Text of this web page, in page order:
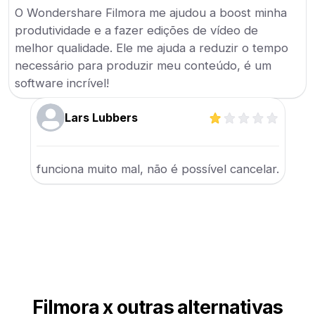
O Wondershare Filmora me ajudou a boost minha
produtividade e a fazer edições de vídeo de
melhor qualidade. Ele me ajuda a reduzir o tempo
necessário para produzir meu conteúdo, é um
software incrível!
Lars Lubbers
funciona muito mal, não é possível cancelar.
Filmora x outras alternativas